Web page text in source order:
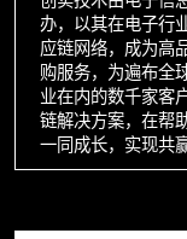
办，以其在电子行
应链网络，成为高
购服务，为遍布全
业在内的数千家客
链解决方案，在帮
一同成长，实现共赢